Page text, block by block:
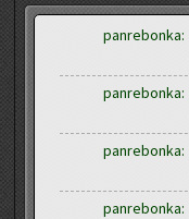
panrebonka:
panrebonka:
panrebonka:
panrebonka: